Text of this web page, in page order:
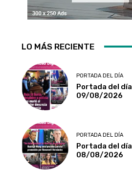
LO MÁS RECIENTE
PORTADA DEL DÍA
Portada del día
09/08/2026
PORTADA DEL DÍA
Portada del día
08/08/2026